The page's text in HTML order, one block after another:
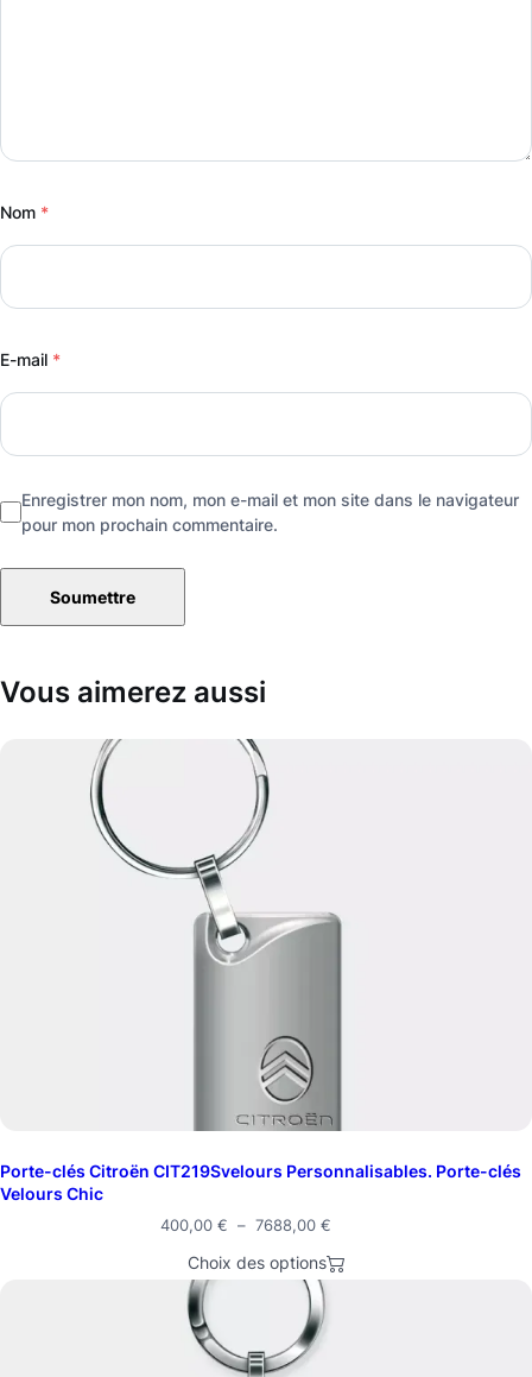
Nom *
E-mail *
Enregistrer mon nom, mon e-mail et mon site dans le navigateur
pour mon prochain commentaire.
Vous aimerez aussi
Porte-clés Citroën CIT219Svelours Personnalisables. Porte-clés
Velours Chic
400,00 € – 7688,00 €
Choix des options